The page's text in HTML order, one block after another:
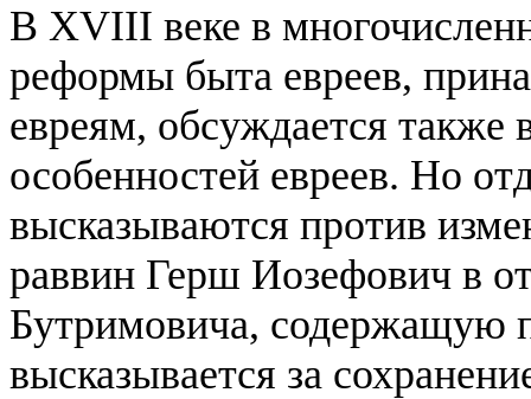
В XVIII веке в
реформы быта евреев,
евреям, обсуждается
особенностей евреев. Но
высказываются против
раввин Герш Иозефович в
Бутримовича, содержащую
высказывается за